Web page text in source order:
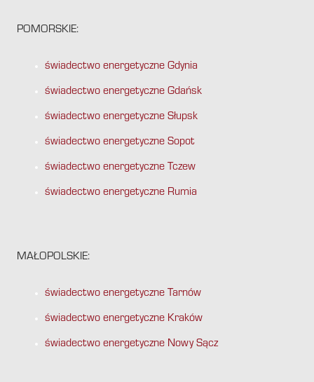
POMORSKIE:
świadectwo energetyczne Gdynia
świadectwo energetyczne Gdańsk
świadectwo energetyczne Słupsk
świadectwo energetyczne Sopot
świadectwo energetyczne Tczew
świadectwo energetyczne Rumia
MAŁOPOLSKIE:
świadectwo energetyczne Tarnów
świadectwo energetyczne Kraków
świadectwo energetyczne Nowy Sącz